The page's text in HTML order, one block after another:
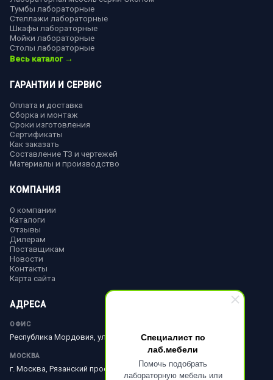
Специалист по
лаб.мебели
Помочь подобрать
лабораторную мебель или
Тумбы лабораторные
Стеллажи лабораторные
Шкафы лабораторные
Мойки лабораторные
Столы лабораторные
Весь каталог →
ГАРАНТИИ И СЕРВИС
Оплата и доставка
Сборка и монтаж
Сроки изготовления
Сертификаты
Как заказать
Составление ТЗ и чертежей
Материалы и производство
КОМПАНИЯ
О компании
Каталоги
Отзывы
Дилерам
Поставщикам
Новости
Контакты
Карта сайта
АДРЕСА
ОФИС
Республика Мордовия, ул. Ленина, д. 51
МОСКВА
г. Москва, Рязанский просп., д. 10, стр. 18